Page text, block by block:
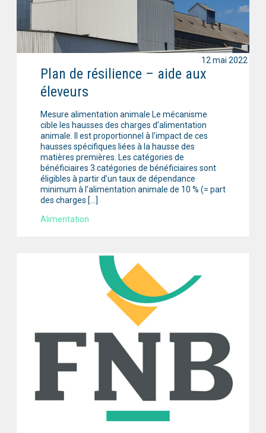
Plan de résilience – aide aux
éleveurs
Mesure alimentation animale Le mécanisme
cible les hausses des charges d’alimentation
animale. Il est proportionnel à l’impact de ces
hausses spécifiques liées à la hausse des
matières premières. Les catégories de
bénéficiaires 3 catégories de bénéficiaires sont
éligibles à partir d’un taux de dépendance
minimum à l’alimentation animale de 10 % (= part
des charges […]
Alimentation
12 mai 2022